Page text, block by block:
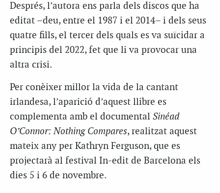
Després, l’autora ens parla dels discos que ha
editat –deu, entre el 1987 i el 2014– i dels seus
quatre fills, el tercer dels quals es va suïcidar a
principis del 2022, fet que li va provocar una
altra crisi.
Per conèixer millor la vida de la cantant
irlandesa, l’aparició d’aquest llibre es
complementa amb el documental Sinéad
O’Connor: Nothing Compares, realitzat aquest
mateix any per Kathryn Ferguson, que es
projectarà al festival In-edit de Barcelona els
dies 5 i 6 de novembre.